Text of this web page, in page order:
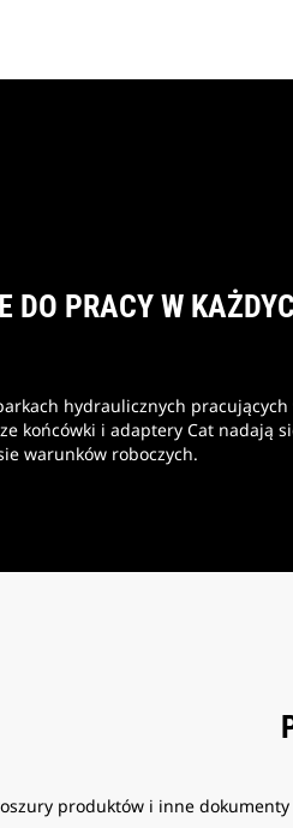
DO PRACY W
hydraulicznych pracujących
końcówki i adaptery Cat nadają
warunków roboczych.
produktów i inne